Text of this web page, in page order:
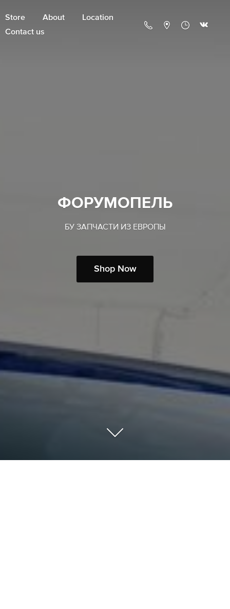
Store About
Location
Contact us
ФОРУМОПЕЛЬ
БУ ЗАПЧАСТИ ИЗ ЕВРОПЫ
Shop Now